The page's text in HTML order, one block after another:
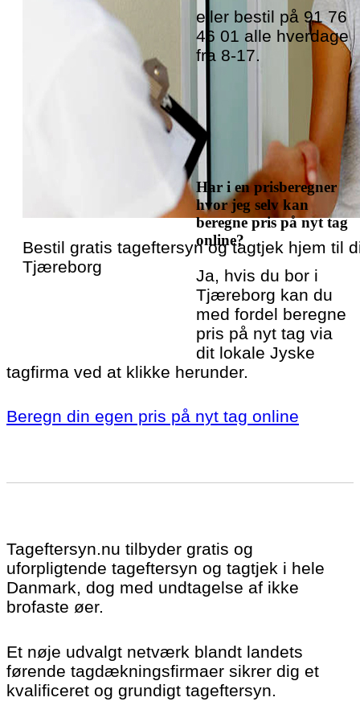
Bestil gratis tageftersyn og tagtjek hjem til
Tjæreborg
eller bestil på 91 76
46 01 alle hverdage
fra 8-17.
Har i en prisberegner
hvor jeg selv kan
beregne pris på nyt tag
online?
Ja, hvis du bor i
Tjæreborg kan du
med fordel beregne
pris på nyt tag via
dit lokale Jyske
tagfirma ved at klikke herunder.
Beregn din egen pris på nyt tag online
Tageftersyn.nu tilbyder gratis og
uforpligtende tageftersyn og tagtjek i hele
Danmark, dog med undtagelse af ikke
brofaste øer.
Et nøje udvalgt netværk blandt landets
førende tagdækningsfirmaer sikrer dig et
kvalificeret og grundigt tageftersyn.